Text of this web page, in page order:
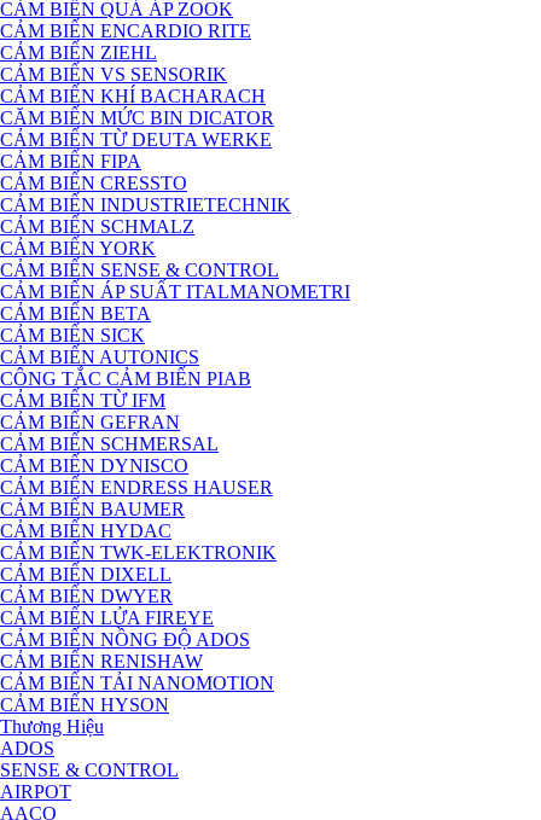
CẢM BIẾN QUÁ ÁP ZOOK
CẢM BIẾN ENCARDIO RITE
CẢM BIẾN ZIEHL
CẢM BIẾN VS SENSORIK
CẢM BIẾN KHÍ BACHARACH
CĂM BIẾN MỨC BIN DICATOR
CẢM BIẾN TỪ DEUTA WERKE
CẢM BIẾN FIPA
CẢM BIẾN CRESSTO
CẢM BIẾN INDUSTRIETECHNIK
CẢM BIẾN SCHMALZ
CẢM BIẾN YORK
CẢM BIẾN SENSE & CONTROL
CẢM BIẾN ÁP SUẤT ITALMANOMETRI
CẢM BIẾN BETA
CẢM BIẾN SICK
CẢM BIẾN AUTONICS
CÔNG TẮC CẢM BIẾN PIAB
CẢM BIẾN TỪ IFM
CẢM BIẾN GEFRAN
CẢM BIẾN SCHMERSAL
CẢM BIẾN DYNISCO
CẢM BIẾN ENDRESS HAUSER
CẢM BIẾN BAUMER
CẢM BIẾN HYDAC
CẢM BIẾN TWK-ELEKTRONIK
CẢM BIẾN DIXELL
CẢM BIẾN DWYER
CẢM BIẾN LỬA FIREYE
CẢM BIẾN NỒNG ĐỘ ADOS
CẢM BIẾN RENISHAW
CẢM BIẾN TẢI NANOMOTION
CẢM BIẾN HYSON
Thương Hiệu
ADOS
SENSE & CONTROL
AIRPOT
AACO